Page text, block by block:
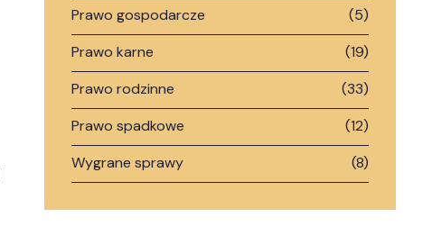
Prawo gospodarcze
(5)
Prawo karne
(19)
Prawo rodzinne
(33)
Prawo spadkowe
(12)
Wygrane sprawy
(8)